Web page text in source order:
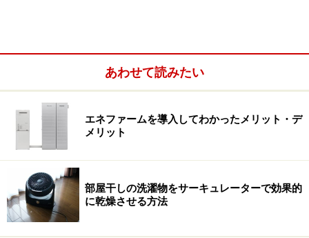
時間のやりくり
共働きの子育て世代では日々時間との戦いが繰り広げら
れ、なかなか腰をおろして子どもの話に耳を傾ける時間
がありません。私も経験者ですが、保育園に子どもを預
けて働くお母さんは、別れ際に子どもに泣かれたりする
と「自分が働いていることで子どもに悲しい思いをさせ
ている」と自分を責めたりするものです。
そんな思いを持っている時、保育士さんに「日々のコミ
あわせて読みたい
エネファームを導入してわかったメリット・デ
メリット
部屋干しの洗濯物をサーキュレーターで効果的
に乾燥させる方法